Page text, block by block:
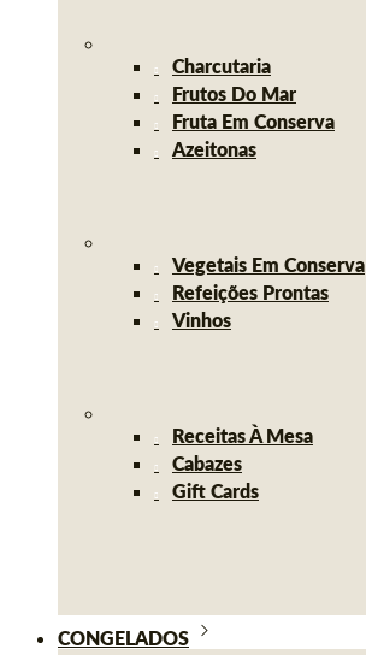
Charcutaria
Frutos Do Mar
Fruta Em Conserva
Azeitonas
Vegetais Em Conserva
Refeições Prontas
Vinhos
Receitas À Mesa
Cabazes
Gift Cards
CONGELADOS